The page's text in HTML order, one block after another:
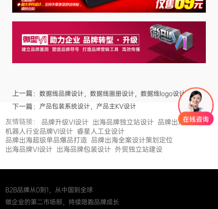
上一篇： 数据线品牌设计，数据线画册设计，数据线logo设计
下一篇： 产品包装系统设计，产品主KV设计
友情链接： 品牌升级VI设计 出海品牌独立站设计 品牌出海
机器人行业品牌VI设计 睿星人工业设计
品牌出海超级单品爆品打造 品牌出海全案设计策划定位
出海品牌VI设计 出海品牌包装设计 外贸独立站建设
B2B品牌从0到1，从中国到全球
做企业的第二市场部，持续陪跑品牌成长